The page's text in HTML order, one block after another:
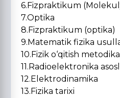
6.Fizpraktikum
7.Optika
8.Fizpraktikum (optika)
9.Matematik fizika
10.Fizik o‘qitish
11.Radioelektronika
12.Elektrodinamika
13.Fizika tarixi